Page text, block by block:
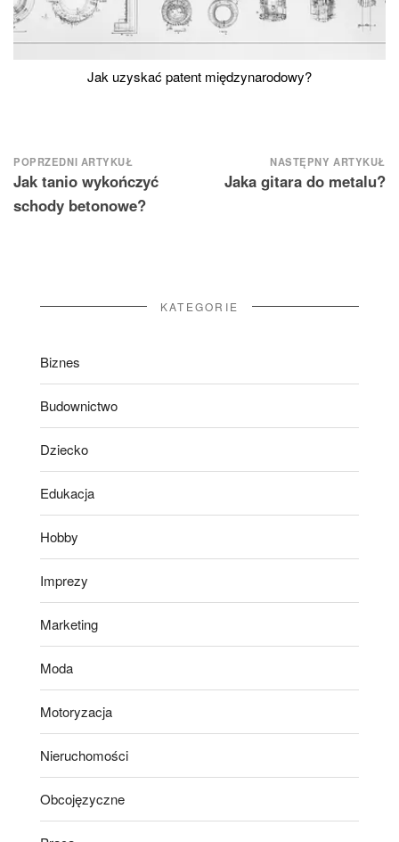
Jak uzyskać patent międzynarodowy?
Nawigacja
wpisu
POPRZEDNI ARTYKUŁ
Jak tanio wykończyć
schody betonowe?
NASTĘPNY ARTYKUŁ
Jaka gitara do metalu?
KATEGORIE
Biznes
Budownictwo
Dziecko
Edukacja
Hobby
Imprezy
Marketing
Moda
Motoryzacja
Nieruchomości
Obcojęzyczne